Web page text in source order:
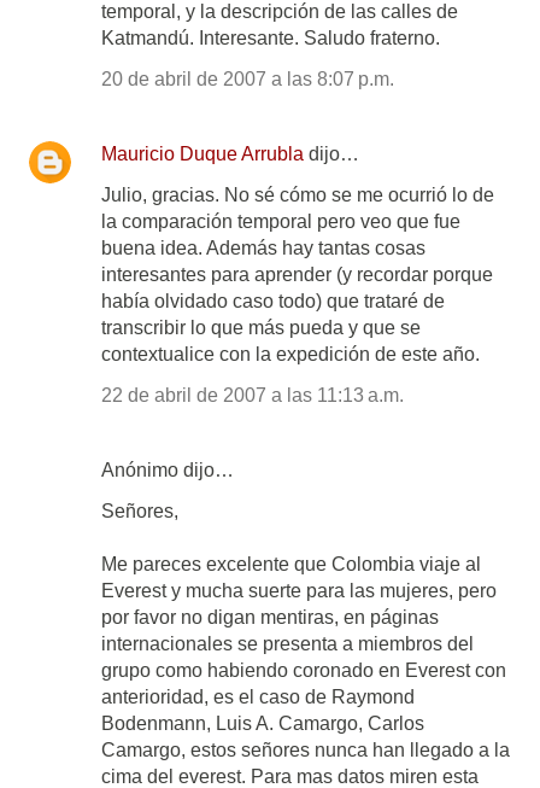
temporal, y la descripción de las calles de
Katmandú. Interesante. Saludo fraterno.
20 de abril de 2007 a las 8:07 p.m.
Mauricio Duque Arrubla dijo…
Julio, gracias. No sé cómo se me ocurrió lo de
la comparación temporal pero veo que fue
buena idea. Además hay tantas cosas
interesantes para aprender (y recordar porque
había olvidado caso todo) que trataré de
transcribir lo que más pueda y que se
contextualice con la expedición de este año.
22 de abril de 2007 a las 11:13 a.m.
Anónimo dijo…
Señores,
Me pareces excelente que Colombia viaje al
Everest y mucha suerte para las mujeres, pero
por favor no digan mentiras, en páginas
internacionales se presenta a miembros del
grupo como habiendo coronado en Everest con
anterioridad, es el caso de Raymond
Bodenmann, Luis A. Camargo, Carlos
Camargo, estos señores nunca han llegado a la
cima del everest. Para mas datos miren esta